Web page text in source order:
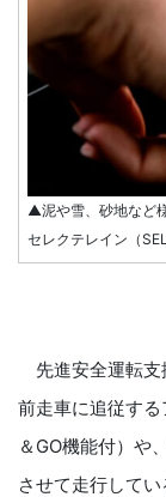
▲泥や雪、砂地など
セレクテレイン（
先進安全運転支
前走車に追従す
＆GO機能付）や
させて走行して